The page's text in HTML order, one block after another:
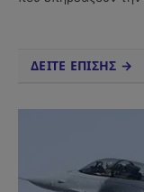
ΔΕΙΤΕ ΕΠΙΣΗΣ →